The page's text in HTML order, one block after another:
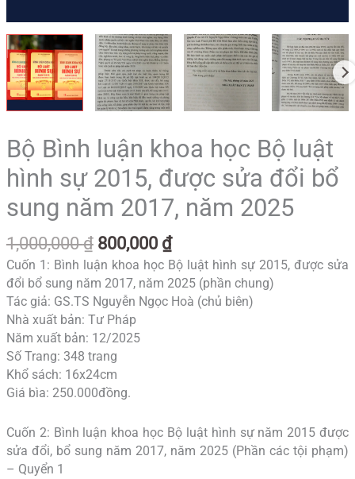
Bộ Bình luận khoa học Bộ luật
hình sự 2015, được sửa đổi bổ
sung năm 2017, năm 2025
1,000,000₫ 800,000 ₫
Cuốn 1: Bình luận khoa học Bộ luật hình sự 2015, được sửa
đổi bổ sung năm 2017, năm 2025 (phần chung)
Tác giả: GS.TS Nguyễn Ngọc Hoà (chủ biên)
Nhà xuất bản: Tư Pháp
Năm xuất bản: 12/2025
Số Trang: 348 trang
Khổ sách: 16x24cm
Giá bìa: 250.000đồng.
Cuốn 2: Bình luận khoa học Bộ luật hình sự năm 2015 được
sửa đổi, bổ sung năm 2017, năm 2025 (Phần các tội phạm)
– Quyển 1
năm
2017,
năm
2025
số